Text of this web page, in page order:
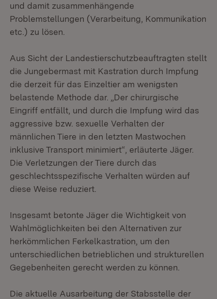
und damit zusammenhängende
Problemstellungen (Verarbeitung, Kommunikation
etc.) zu lösen.
Aus Sicht der Landestierschutzbeauftragten stellt
die Jungebermast mit Kastration durch Impfung
die derzeit für das Einzeltier am wenigsten
belastende Methode dar. „Der chirurgische
Eingriff entfällt, und durch die Impfung wird das
aggressive bzw. sexuelle Verhalten der
männlichen Tiere in den letzten Mastwochen
inklusive Transport minimiert“, erläuterte Jäger.
Die Verletzungen der Tiere durch das
geschlechtsspezifische Verhalten würden auf
diese Weise reduziert.
Insgesamt betonte Jäger die Wichtigkeit von
Wahlmöglichkeiten bei den Alternativen zur
herkömmlichen Ferkelkastration, um den
unterschiedlichen betrieblichen und strukturellen
Gegebenheiten gerecht werden zu können.
Die aktuelle Ausarbeitung der Stabsstelle der